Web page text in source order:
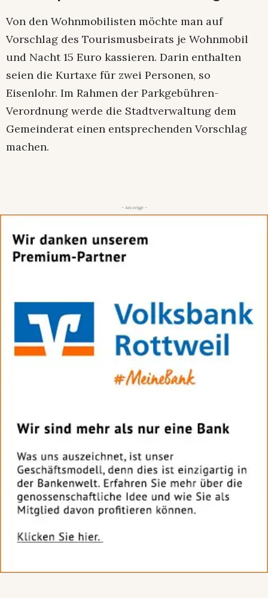
Von den Wohnmobilisten möchte man auf
Vorschlag des Tourismusbeirats je Wohnmobil
und Nacht 15 Euro kassieren. Darin enthalten
seien die Kurtaxe für zwei Personen, so
Eisenlohr. Im Rahmen der Parkgebühren-
Verordnung werde die Stadtverwaltung dem
Gemeinderat einen entsprechenden Vorschlag
machen.
- Anzeige -